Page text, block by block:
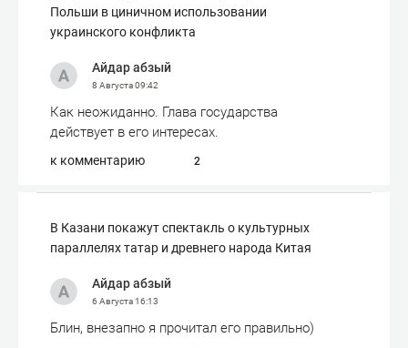
Польши в циничном использовании
украинского конфликта
Айдар абзый
8 Августа09:42
Как неожиданно. Глава государства
действует в его интересах.
к комментарию 2
В Казани покажут спектакль о культурных
параллелях татар и древнего народа Китая
Айдар абзый
6 Августа16:13
Блин, внезапно я прочитал его правильно)